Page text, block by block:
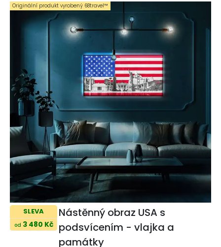
SLEVA
od 3 480 Kč
Nástěnný obraz USA s
podsvícením - vlajka a
památky
Originální produkt vyrobený 68travel™️